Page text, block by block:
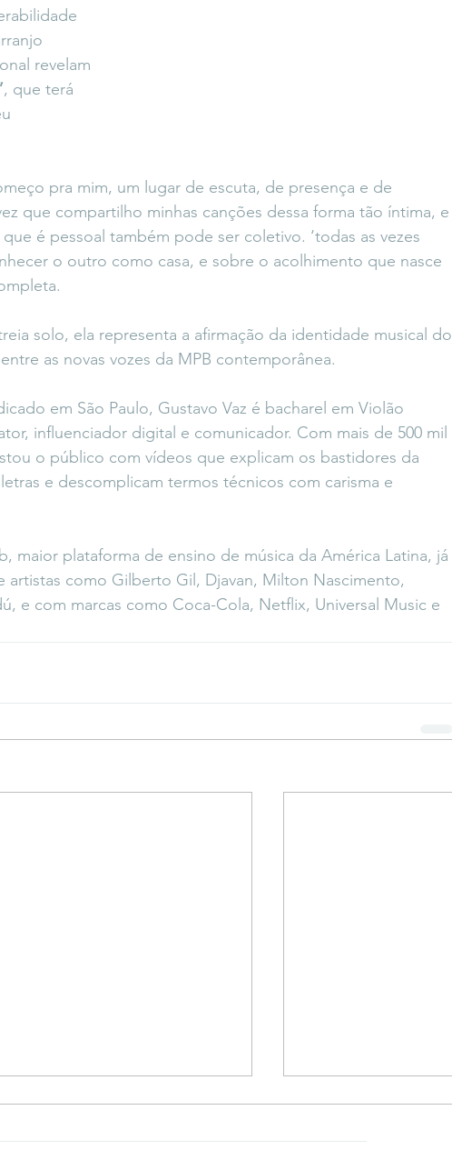
revelam
, que terá
pra mim, um lugar de escuta, de presença e de
que compartilho minhas canções dessa forma tão íntima, e
é pessoal também pode ser coletivo. ‘todas as vezes
o outro como casa, e sobre o acolhimento que nasce
solo, ela representa a afirmação da identidade musical do
as novas vozes da MPB contemporânea.
em São Paulo, Gustavo Vaz é bacharel em Violão
influenciador digital e comunicador. Com mais de 500 mil
o público com vídeos que explicam os bastidores da
e descomplicam termos técnicos com carisma e
maior plataforma de ensino de música da América Latina, já
artistas como Gilberto Gil, Djavan, Milton Nascimento,
e com marcas como Coca-Cola, Netflix, Universal Music e